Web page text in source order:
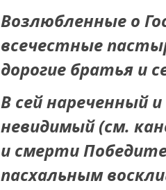
Возлюбленные о
всечестные
дорогие братья и
В сей нареченный
невидимый (см.
и смерти
пасхальным